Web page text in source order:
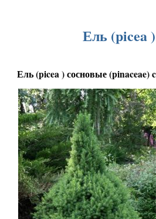
Ель (picea
Ель (picea ) сосновые (pinaceae)